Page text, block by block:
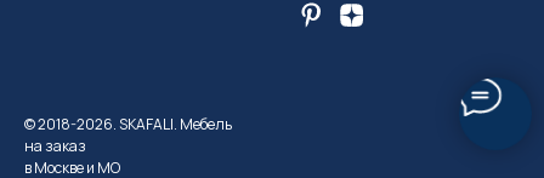
© 2018-2026. SKAFALI. Мебель
на заказ
в Москве и МО